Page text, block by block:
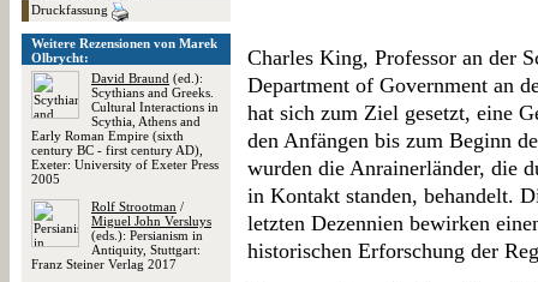
Druckfassung
Weitere Rezensionen von Marek
Olbrycht:
David Braund (ed.):
Scythians and Greeks.
Cultural Interactions in
Scythia, Athens and
Early Roman Empire (sixth
century BC - first century AD),
Exeter: University of Exeter Press
2005
Rolf Strootman /
Miguel John Versluys
(eds.): Persianism in
Antiquity, Stuttgart:
Franz Steiner Verlag 2017
Charles King, Professor an der
Department of Government an
hat sich zum Ziel gesetzt, eine
den Anfängen bis zum Beginn
wurden die Anrainerländer, die
in Kontakt standen, behandelt.
letzten Dezennien bewirken
historischen Erforschung der